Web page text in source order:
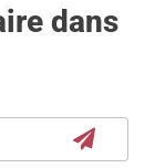
dans